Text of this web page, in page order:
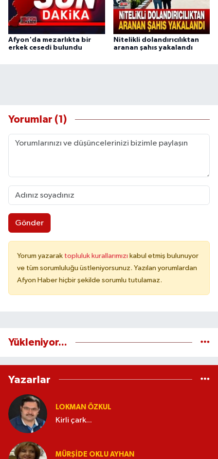
Afyon'da mezarlıkta bir
erkek cesedi bulundu
Nitelikli dolandırıcılıktan
aranan şahıs yakalandı
Yorumlar (1)
Gönder
Yorum yazarak topluluk kurallarımızı kabul etmiş bulunuyor
ve tüm sorumluluğu üstleniyorsunuz. Yazılan yorumlardan
Afyon Haber hiçbir şekilde sorumlu tutulamaz.
Yükleniyor...
Yazarlar
LOKMAN ÖZKUL
Kirli çark...
MÜRŞIDE OKLU AYHAN